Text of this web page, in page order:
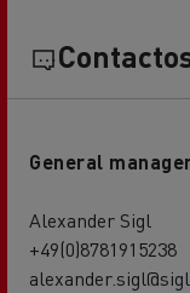
General
Alexander Sigl
+49(0)8781915238